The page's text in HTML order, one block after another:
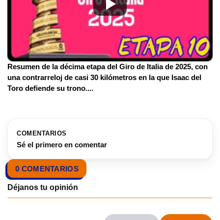
Resumen de la décima etapa del Giro de Italia de 2025, con
una contrarreloj de casi 30 kilómetros en la que Isaac del
Toro defiende su trono....
COMENTARIOS
Sé el primero en comentar
0 COMENTARIOS